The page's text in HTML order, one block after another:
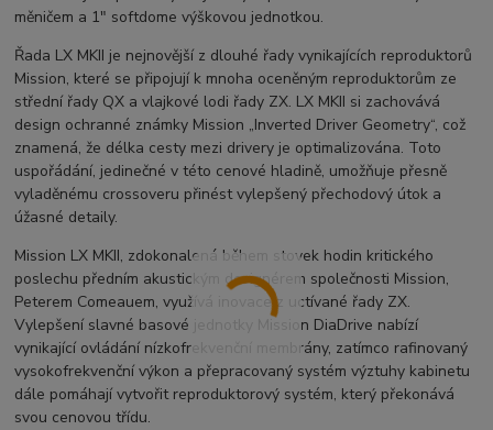
měničem a 1″ softdome výškovou jednotkou.
Řada LX MKII je nejnovější z dlouhé řady vynikajících reproduktorů
Mission, které se připojují k mnoha oceněným reproduktorům ze
střední řady QX a vlajkové lodi řady ZX. LX MKII si zachovává
design ochranné známky Mission „Inverted Driver Geometry“, což
znamená, že délka cesty mezi drivery je optimalizována. Toto
uspořádání, jedinečné v této cenové hladině, umožňuje přesně
vyladěnému crossoveru přinést vylepšený přechodový útok a
úžasné detaily.
Mission LX MKII, zdokonalená během stovek hodin kritického
poslechu předním akustickým designérem společnosti Mission,
Peterem Comeauem, využívá inovace z uctívané řady ZX.
Vylepšení slavné basové jednotky Mission DiaDrive nabízí
vynikající ovládání nízkofrekvenční membrány, zatímco rafinovaný
vysokofrekvenční výkon a přepracovaný systém výztuhy kabinetu
dále pomáhají vytvořit reproduktorový systém, který překonává
svou cenovou třídu.